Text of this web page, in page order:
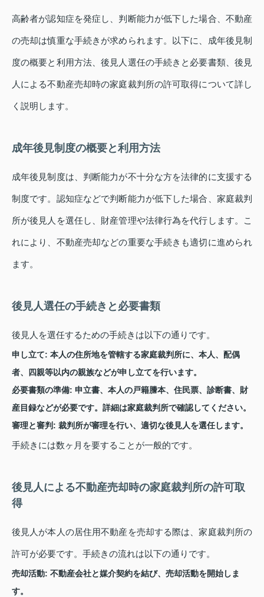
高齢者が認知症を発症し、判断能力が低下した場合、不動産
の売却は慎重な手続きが求められます。以下に、成年後見制
度の概要と利用方法、後見人選任の手続きと必要書類、後見
人による不動産売却時の家庭裁判所の許可取得について詳し
く説明します。
成年後見制度の概要と利用方法
成年後見制度は、判断能力が不十分な方を法律的に支援する
制度です。認知症などで判断能力が低下した場合、家庭裁判
所が後見人を選任し、財産管理や法律行為を代行します。こ
れにより、不動産売却などの重要な手続きも適切に進められ
ます。
後見人選任の手続きと必要書類
後見人を選任するための手続きは以下の通りです。
申し立て: 本人の住所地を管轄する家庭裁判所に、本人、配偶
者、四親等以内の親族などが申し立てを行います。
必要書類の準備: 申立書、本人の戸籍謄本、住民票、診断書、財
産目録などが必要です。詳細は家庭裁判所で確認してください。
審理と審判 : 裁判所が審理を行い、適切な後見人を選任します。
手続きには数ヶ月を要することが一般的です。
後見人による不動産売却時の家庭裁判所の許可取
得
後見人が本人の居住用不動産を売却する際は、家庭裁判所の
許可が必要です。手続きの流れは以下の通りです。
売却活動: 不動産会社と媒介契約を結び、売却活動を開始しま
す。